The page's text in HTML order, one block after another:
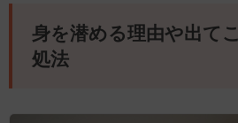
身を潜める理由や出て
処法